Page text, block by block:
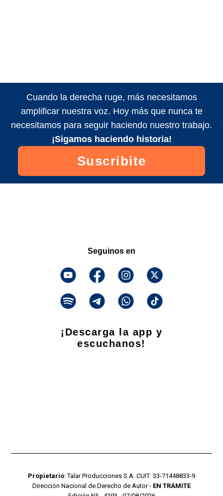
Cuando la derecha ruge, más necesitamos
amplificar nuestra voz. Hoy más que nunca te
necesitamos para seguir haciendo nuestro trabajo.
¡Sigamos haciendo historia!
Suscribite
Seguinos en
¡Descarga la app y
escuchanos!
Propietario: Talar Producciones S.A. CUIT: 33-71448833-9
Dirección Nacional de Derecho de Autor - EN TRÁMITE